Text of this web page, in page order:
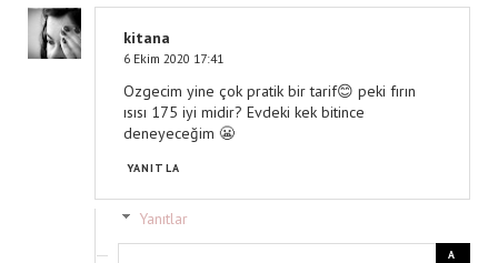
kitana
6 Ekim 2020 17:41
Ozgecim yine çok pratik bir tarif😊 peki fırın
ısısı 175 iyi midir? Evdeki kek bitince
deneyeceğim 😬
YANITLA
Yanıtlar